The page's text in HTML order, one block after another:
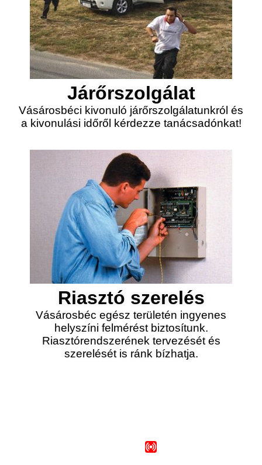
Járőrszolgálat
Vásárosbéci kivonuló járőrszolgálatunkról és
a kivonulási időről kérdezze tanácsadónkat!
Riasztó szerelés
Vásárosbéc egész területén ingyenes
helyszíni felmérést biztosítunk.
Riasztórendszerének tervezését és
szerelését is ránk bízhatja.